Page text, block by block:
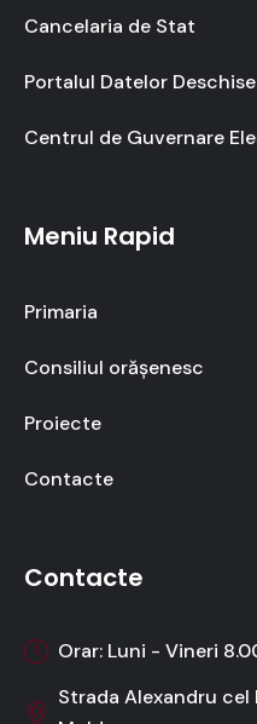
Cancelaria de Stat
Portalul Datelor Deschise
Centrul de Guvernare
Meniu Rapid
Primaria
Consiliul orășenesc
Proiecte
Contacte
Contacte
Orar: Luni - Vineri
Strada Alexandru cel